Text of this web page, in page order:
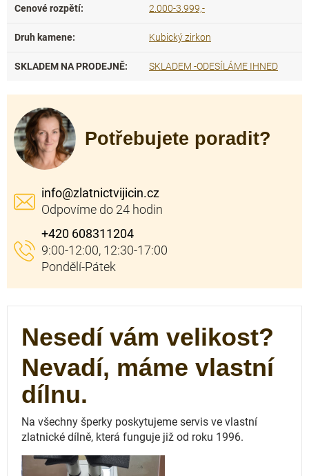
Cenové rozpětí: 2.000-3.999,-
Druh kamene: Kubický zirkon
SKLADEM NA PRODEJNĚ: SKLADEM -ODESÍLÁME IHNED
Potřebujete poradit?
info@zlatnictvijicin.cz
+420 608311204
Nesedí vám velikost?
Nevadí, máme vlastní
dílnu.
Na všechny šperky poskytujeme servis ve vlastní
zlatnické dílně, která funguje již od roku 1996.